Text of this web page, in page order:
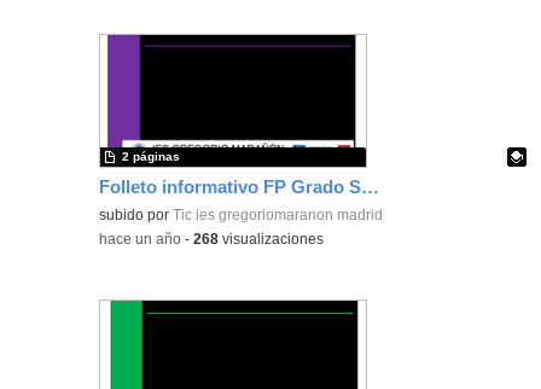
Folleto informativo FP Grado Superior Transporte y Logística - curso 25/26 IESGMFolleto informativo FP Grado Superior Comercio Internacional - curso 25/26 IESGM
Contenido educativo.
subido porTic ies gregoriomaranon madrid
2 páginas
-hace un año -268 visualizaciones